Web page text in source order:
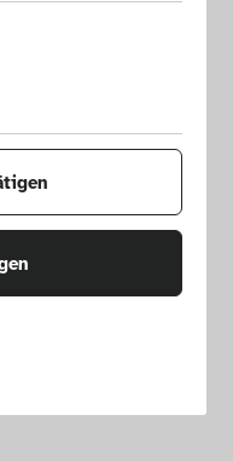
wir durch